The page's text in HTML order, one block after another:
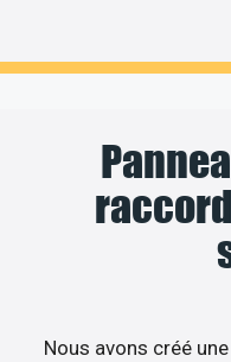
Nous avons créé